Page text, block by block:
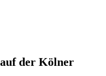
der Kölner